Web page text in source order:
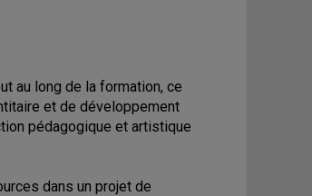
au long de la formation, ce
et de développement
pédagogique et artistique
dans un projet de